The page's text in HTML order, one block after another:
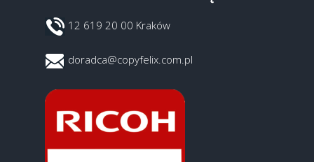
12 619 20 00 Kraków
doradca@copyfelix.com.pl